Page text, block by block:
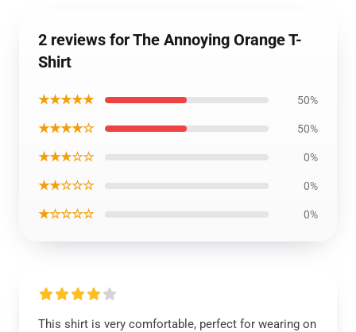
2 reviews for The Annoying Orange T-
Shirt
★★★★★ 50%
★★★★☆ 50%
★★★☆☆ 0%
★★☆☆☆ 0%
★☆☆☆☆ 0%
This shirt is very comfortable, perfect for wearing on